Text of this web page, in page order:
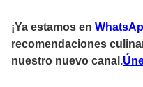
¡Ya estamos en
recomendaciones
nuestro nuevo canal.